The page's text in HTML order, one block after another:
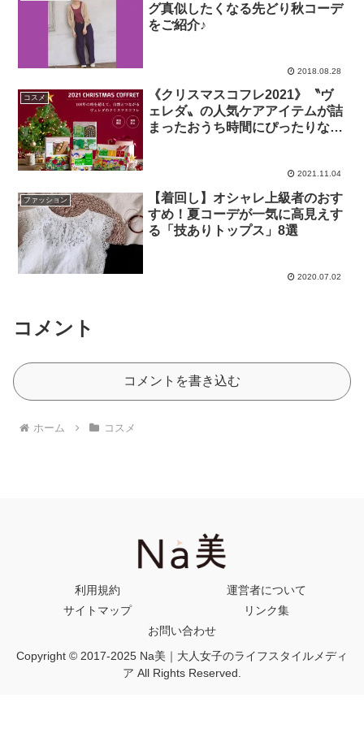
グ真似したくなる先どり秋コーデ
をご紹介♪
2018.08.28
コスメ
《クリスマスコフレ2021》〝ヴ
ェレダ〟の人気ケアアイテムが詰
まったおうち時間にぴったりなギ
2021.11.04
ファッション
【着回し】オシャレ上級者のおす
すめ！夏コーデが一気に高見えす
る「技ありトップス」8選
2020.07.02
コメント
コメントを書き込む
ホーム コスメ
利用規約
運営者について
サイトマップ
リンク集
お問い合わせ
Copyright © 2017-2025 Na美｜大人女子のライフスタイルメディ
ア All Rights Reserved.